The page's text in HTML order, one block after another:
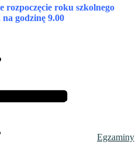
rozpoczęcie roku szkolnego
na godzinę 9.00
Egzaminy